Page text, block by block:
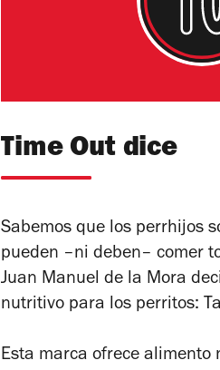
Time Out dice
Sabemos que los perrhijos
pueden –ni deben– comer
Juan Manuel de la Mora
nutritivo para los perritos:
Esta marca ofrece